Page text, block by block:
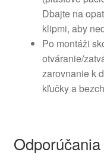
Dbajte na
klipmi, aby
Po montáži
otváranie/
zarovnanie k
kľučky a